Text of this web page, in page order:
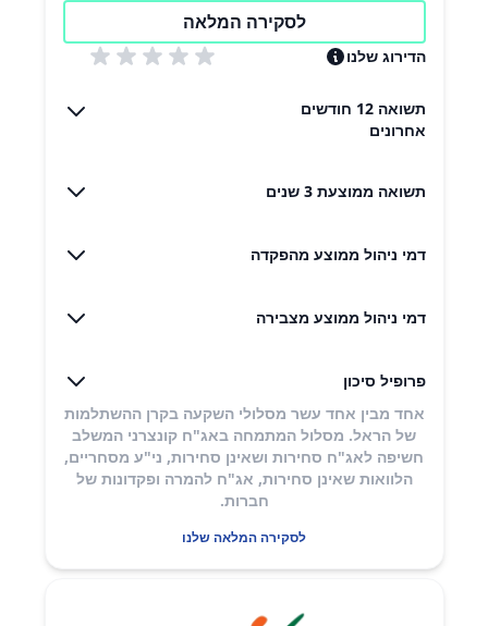
לסקירה המלאה
הדירוג שלנו
תשואה 12 חודשים
אחרונים
תשואה ממוצעת 3 שנים
דמי ניהול ממוצע מהפקדה
דמי ניהול ממוצע מצבירה
פרופיל סיכון
אחד מבין אחד עשר מסלולי השקעה בקרן ההשתלמות
של הראל. מסלול המתמחה באג"ח קונצרני המשלב
חשיפה לאג"ח סחירות ושאינן סחירות, ני"ע מסחריים,
הלוואות שאינן סחירות, אג"ח להמרה ופקדונות של
חברות.​
לסקירה המלאה שלנו